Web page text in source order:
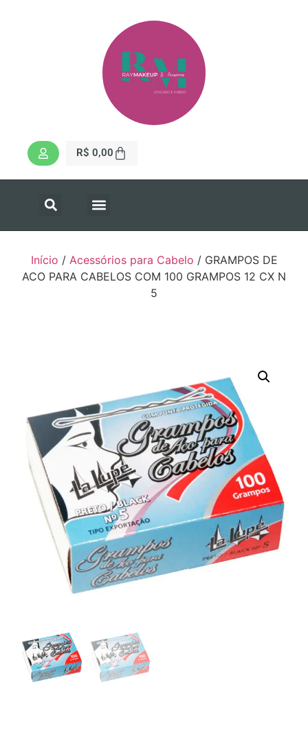
R$ 0,00
Início / Acessórios para Cabelo / GRAMPOS DE
ACO PARA CABELOS COM 100 GRAMPOS 12 CX N
5